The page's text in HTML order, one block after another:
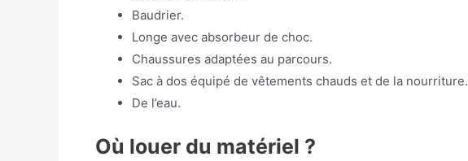
Baudrier.
Longe avec absorbeur de choc.
Chaussures adaptées au parcours.
Sac à dos équipé de vêtements chauds et de la nourriture.
De l’eau.
Où louer du matériel ?